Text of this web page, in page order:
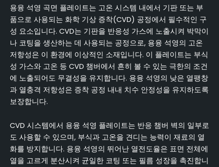
용융 석영 곡면 플레이트는 고온 시스템 내에서 기판 또는 부
품으로 사용되는 화학 기상 증착(CVD) 공정에서 필수적인 구
성 요소입니다. CVD는 기판을 반응성 가스에 노출시켜 박막이
나 코팅을 생산하는 데 사용되는 공정으로, 용융 석영의 고온
저항성은 이 환경에 이상적인 소재입니다. 이 플레이트는 부식
성 가스와 고온 등 CVD 챔버에서 흔히 볼 수 있는 극한의 조건
에 노출되어도 무결성을 유지합니다. 용융 석영의 낮은 열팽창
과 열충격 저항성은 증착 공정 내내 치수 안정성을 유지하도록
보장합니다.
CVD 시스템에서 용융 석영 플레이트는 반응 챔버 벽의 일부로
도 사용할 수 있으며, 부식과 고온을 견디는 능력이 재료의 열
화를 방지합니다. 용융 석영의 뛰어난 열전도율은 표면 전체에
열을 고르게 분산시켜 균일한 코팅 또는 필름 성장을 촉진합니